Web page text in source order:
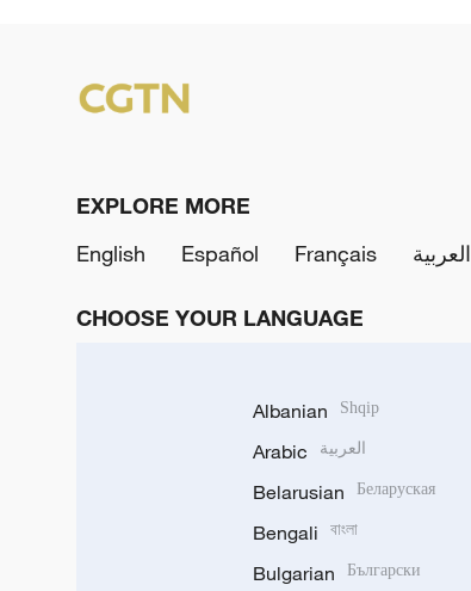
EXPLORE MORE
English
Español Français العربية
CHOOSE YOUR LANGUAGE
Albanian Shqip
Arabic العربية
Belarusian Беларуская
Bengali বাংলা
Bulgarian Български